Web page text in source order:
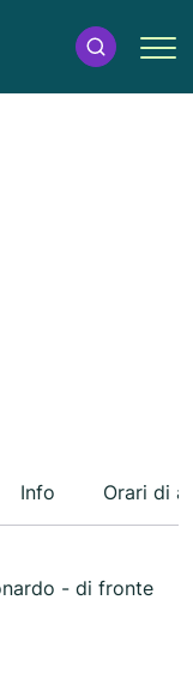
Info Orari di
- di fronte